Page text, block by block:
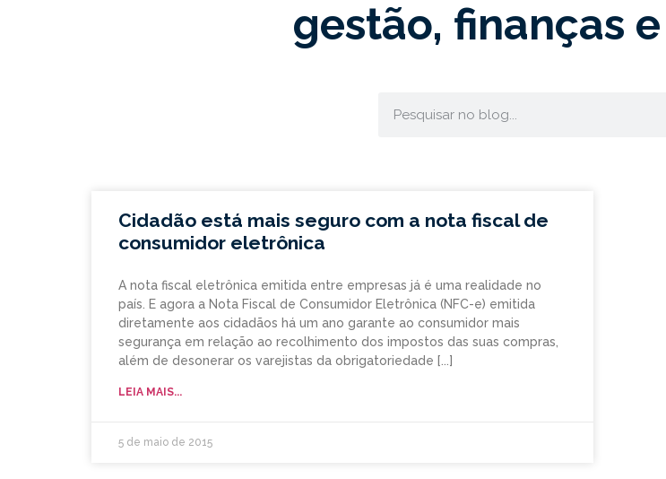
gestão, finanças
Cidadão está mais seguro com a nota fiscal de
consumidor eletrônica
A nota fiscal eletrônica emitida entre empresas já é uma realidade no
país. E agora a Nota Fiscal de Consumidor Eletrônica (NFC-e) emitida
diretamente aos cidadãos há um ano garante ao consumidor mais
segurança em relação ao recolhimento dos impostos das suas compras,
além de desonerar os varejistas da obrigatoriedade
LEIA MAIS...
5 de maio de 2015